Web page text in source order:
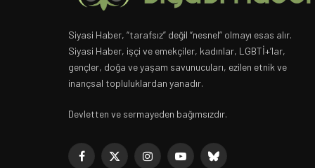
Siyasi Haber, “tarafsız” değil “nesnel” olmayı esas alır.
Siyasi Haber, işçi ve emekçiler, kadınlar, LGBTİ+’lar,
gençler, doğa ve yaşam savunucuları, ezilen etnik ve
inançsal topluluklardan yanadır.
Devletten ve sermayeden bağımsızdır.
Facebook
X InstagramYouTubeBluesky